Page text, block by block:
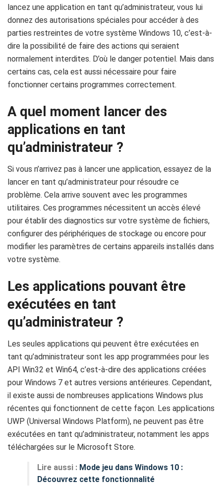
lancez une application en tant qu’administrateur, vous lui
donnez des autorisations spéciales pour accéder à des
parties restreintes de votre système Windows 10, c’est-à-
dire la possibilité de faire des actions qui seraient
normalement interdites. D’où le danger potentiel. Mais dans
certains cas, cela est aussi nécessaire pour faire
fonctionner certains programmes correctement.
A quel moment lancer des
applications en tant
qu’administrateur ?
Si vous n’arrivez pas à lancer une application, essayez de la
lancer en tant qu’administrateur pour résoudre ce
problème. Cela arrive souvent avec les programmes
utilitaires. Ces programmes nécessitent un accès élevé
pour établir des diagnostics sur votre système de fichiers,
configurer des périphériques de stockage ou encore pour
modifier les paramètres de certains appareils installés dans
votre système.
Les applications pouvant être
exécutées en tant
qu’administrateur ?
Les seules applications qui peuvent être exécutées en
tant qu’administrateur sont les app programmées pour les
API Win32 et Win64, c’est-à-dire des applications créées
pour Windows 7 et autres versions antérieures. Cependant,
il existe aussi de nombreuses applications Windows plus
récentes qui fonctionnent de cette façon. Les applications
UWP (Universal Windows Platform), ne peuvent pas être
exécutées en tant qu’administrateur, notamment les apps
téléchargées sur le Microsoft Store.
Lire aussi : Mode jeu dans Windows 10 :
Découvrez cette fonctionnalité